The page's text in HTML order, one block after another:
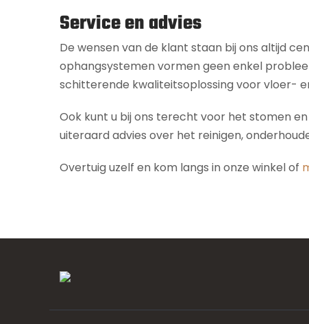
Service en advies
De wensen van de klant staan bij ons altijd
ophangsystemen vormen geen enkel
schitterende kwaliteitsoplossing voor vloer-
Ook kunt u bij ons terecht voor het stomen
uiteraard advies over het reinigen,
Overtuig uzelf en kom langs in onze winkel of